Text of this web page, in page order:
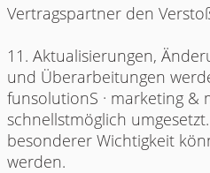
Vertragspartner den
11. Aktualisierungen,
und Überarbeitungen
funsolutionS · marketing &
schnellstmöglich
besonderer Wichtigkeit
werden.